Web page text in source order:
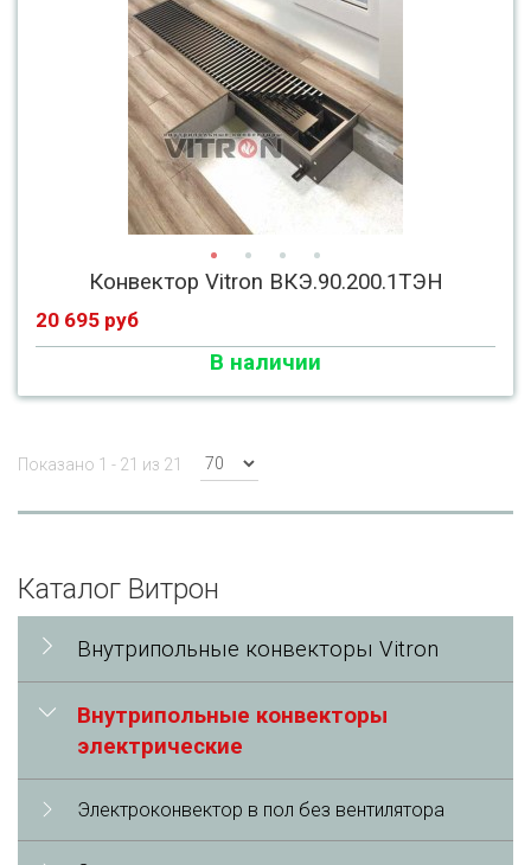
Конвектор Vitron ВКЭ.90.200.1ТЭН
20 695 руб
В наличии
Показано 1 - 21 из 21
Каталог Витрон
Внутрипольные конвекторы Vitron
Внутрипольные конвекторы
электрические
Электроконвектор в пол без вентилятора